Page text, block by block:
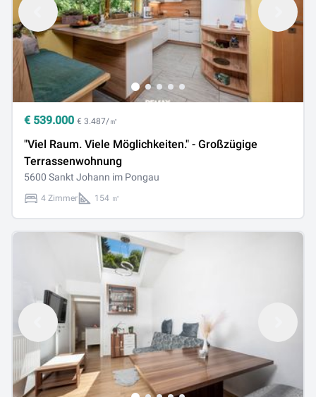
€ 539.000 € 3.487/㎡
"Viel Raum. Viele Möglichkeiten." - Großzügige
Terrassenwohnung
5600 Sankt Johann im Pongau
4 Zimmer 154 ㎡